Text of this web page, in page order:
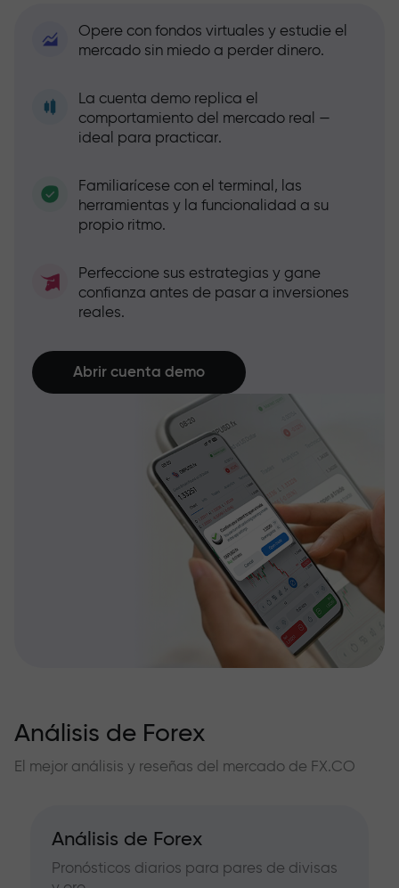
Opere con fondos virtuales y estudie el
mercado sin miedo a perder dinero.
La cuenta demo replica el
comportamiento del mercado real —
ideal para practicar.
Familiarícese con el terminal, las
herramientas y la funcionalidad a su
propio ritmo.
Perfeccione sus estrategias y gane
confianza antes de pasar a inversiones
reales.
Abrir cuenta demo
Análisis de Forex
El mejor análisis y reseñas del mercado de FX.CO
Análisis de Forex
Pronósticos diarios para pares de divisas